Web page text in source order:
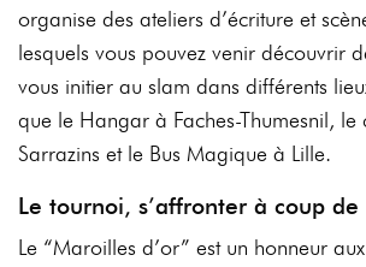
organise des ateliers d’écriture et
lesquels vous pouvez venir découvrir
vous initier au slam dans différents
que le Hangar à Faches-Thumesnil, le
Sarrazins et le Bus Magique à Lille.
Le tournoi, s’affronter à coup
Le “Maroilles d’or” est un honneur